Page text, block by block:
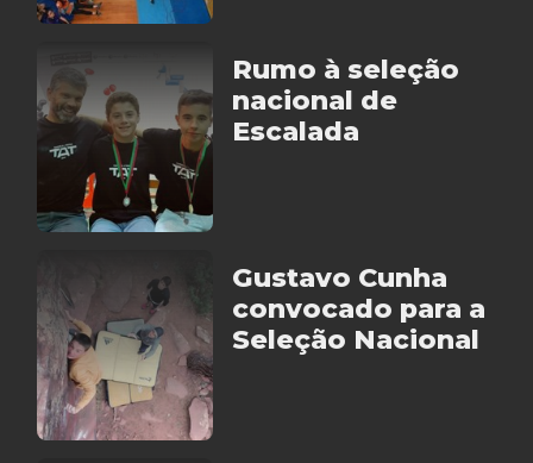
Rumo à seleção
nacional de
Escalada
Gustavo Cunha
convocado para a
Seleção Nacional